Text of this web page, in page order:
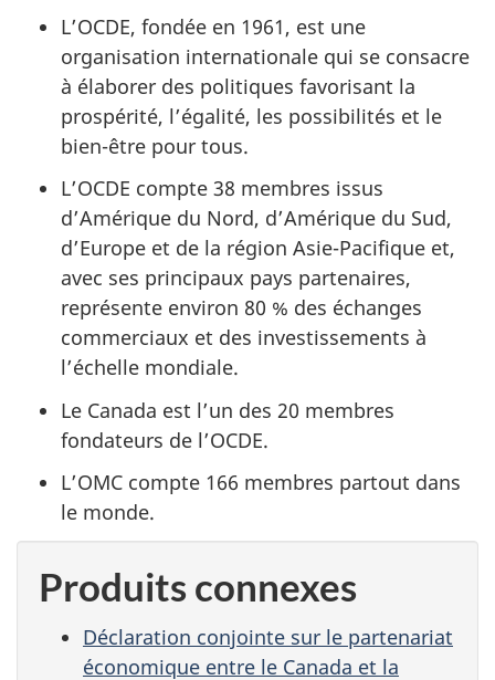
L’OCDE, fondée en 1961, est une
organisation internationale qui se consacre
à élaborer des politiques favorisant la
prospérité, l’égalité, les possibilités et le
bien-être pour tous.
L’OCDE compte 38 membres issus
d’Amérique du Nord, d’Amérique du Sud,
d’Europe et de la région Asie-Pacifique et,
avec ses principaux pays partenaires,
représente environ 80 % des échanges
commerciaux et des investissements à
l’échelle mondiale.
Le Canada est l’un des 20 membres
fondateurs de l’OCDE.
L’OMC compte 166 membres partout dans
le monde.
Produits connexes
Déclaration conjointe sur le partenariat
économique entre le Canada et la